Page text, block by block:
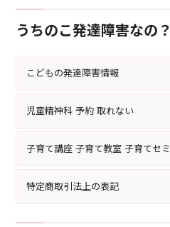
うちのこ発達障害なの？
こどもの発達障害情報
児童精神科 予約 取れない
子育て講座 子育て教室 子育てセ
特定商取引法上の表記